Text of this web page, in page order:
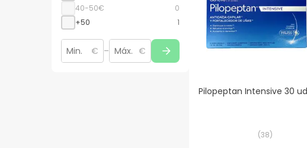
40-50€
0
+50
1
€ – €
Pilopeptan Intensive 30
(38)